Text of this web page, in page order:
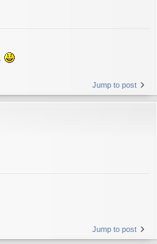
Jump to post
Jump to post